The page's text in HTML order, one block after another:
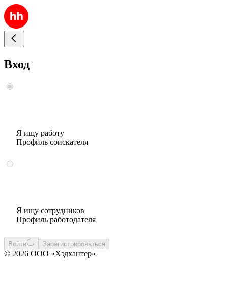
Вход
Я ищу работу
Профиль соискателя
Я ищу сотрудников
Профиль работодателя
Войти Зарегистрироваться
© 2026 ООО «Хэдхантер»